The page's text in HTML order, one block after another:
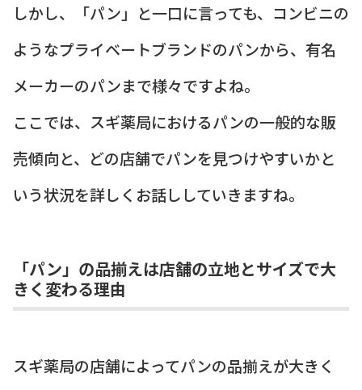
しかし、「パン」と一口に言っても、コンビニの
ようなプライベートブランドのパンから、有名
メーカーのパンまで様々ですよね。
ここでは、スギ薬局におけるパンの一般的な販
売傾向と、どの店舗でパンを見つけやすいかと
いう状況を詳しくお話ししていきますね。
「パン」の品揃えは店舗の立地とサイズで大
きく変わる理由
スギ薬局の店舗によってパンの品揃えが大きく